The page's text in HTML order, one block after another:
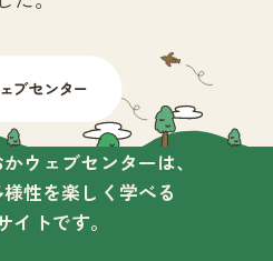
ウェブセンターは、
性を楽しく学べる
イトです。